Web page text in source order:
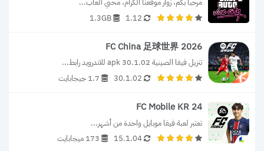
مرحباً بكم، زوار موقعنا الكرام، محبي ألعاب...
1.12
1.3GB
FC China 足球世界 2026
تنزيل فيفا الصينية 30.1.02 apk للاندرويد رابط...
30.1.02
1.7 جيجابايت
FC Mobile KR 24
تعتبر لعبة فيفا موبايل واحدة من أشهر...
15.1.04
173 ميجابايت